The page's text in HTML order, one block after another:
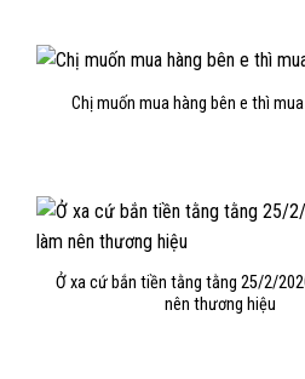
Chị muốn mua hàng bên e thì mua
Ở xa cứ bắn tiền tằng tằng 25/2/
nên thương hiệu